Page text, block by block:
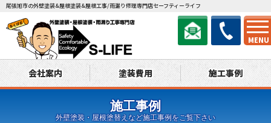
MENU
尾張旭市の外壁塗装&屋根塗装&屋根工事/雨漏り修理専門店セーフティーライフ
会社案内 塗装費用 施工事例
施工事例
外壁塗装・屋根塗替えなど施工事例をご覧下さい